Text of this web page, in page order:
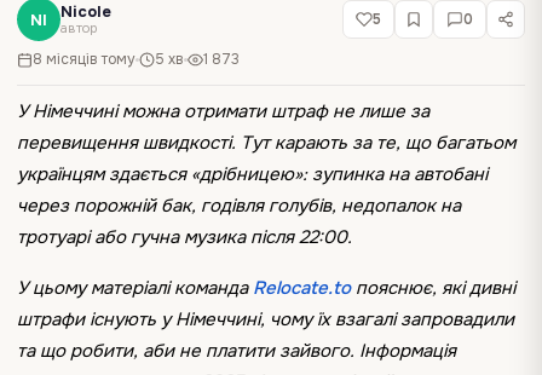
NI Nicole
автор
8 місяців тому 5 хв 1 873
5 0
У Німеччині можна отримати штраф не лише за
перевищення швидкості. Тут карають за те, що багатьом
українцям здається «дрібницею»: зупинка на автобані
через порожній бак, годівля голубів, недопалок на
тротуарі або гучна музика після 22:00.
У цьому матеріалі команда Relocate.toпояснює, які дивні
штрафи існують у Німеччині, чому їх взагалі запровадили
та що робити, аби не платити зайвого. Інформація